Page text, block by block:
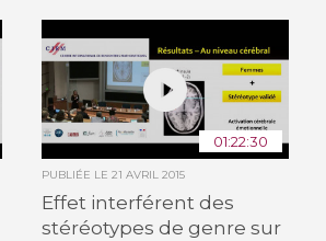
01:22:30
PUBLIÉE LE 21 AVRIL 2015
Effet interférent des
stéréotypes de genre sur